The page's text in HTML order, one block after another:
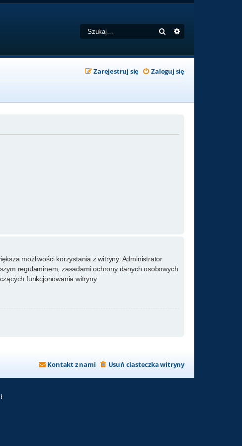
Szukaj
Zaloguj się
Zarejestruj się
możliwości korzystania z witryny. Administrator
regulaminem, zasadami ochrony danych osobowych
funkcjonowania witryny.
Usuń ciasteczka witryny
Kontakt z nami